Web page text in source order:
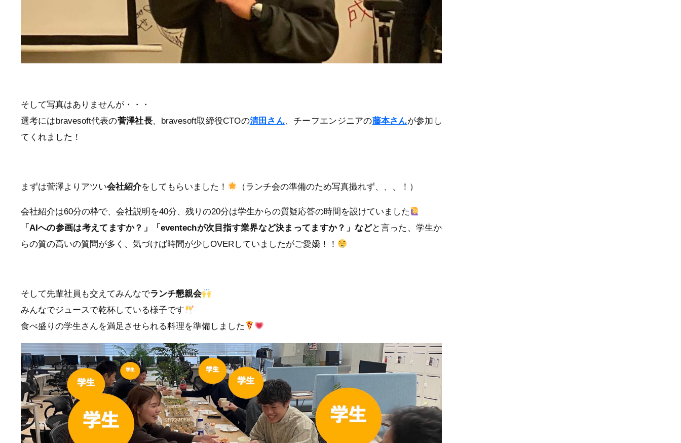
そして写真はありませんが・・・
選考にはbravesoft代表の菅澤社長、bravesoft取締役CTOの清田さん、チーフエンジニアの藤本さんが参加し
てくれました！
まずは菅澤よりアツい会社紹介をしてもらいました！ （ランチ会の準備のため写真撮れず、、、！）
会社紹介は60分の枠で、会社説明を40分、残りの20分は学生からの質疑応答の時間を設けていました
「AIへの参画は考えてますか？」「eventechが次目指す業界など決まってますか？」などと言った、学生か
らの質の高いの質問が多く、気づけば時間が少しOVERしていましたがご愛嬌！！
そして先輩社員も交えてみんなでランチ懇親会
みんなでジュースで乾杯している様子です
食べ盛りの学生さんを満足させられる料理を準備しました